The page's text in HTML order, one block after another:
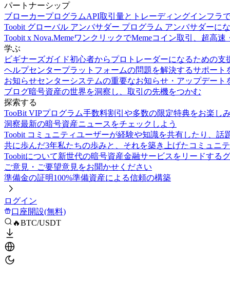
パートナーシップ
ブローカープログラムAPI取引量とトレーディングインフラ
Toobit グローバル アンバサダー プログラム アンバサダーに
Toobit x Nova.MemeワンクリックでMemeコイン取引、超高
学ぶ
ビギナーズガイド初心者からプロトレーダーになるための支
ヘルプセンタープラットフォームの問題を解決するサポート
お知らせセンターシステムの重要なお知らせ・アップデート
ブログ暗号資産の世界を洞察し、取引の先機をつかむ
探索する
TooBit VIPプログラム手数料割引や多数の限定特典をお楽し
洞察最新の暗号資産ニュースをチェックしよう
Toobit コミュニティユーザーが経験や知識を共有したり、話
共に歩んだ3年私たちの歩みと、それを築き上げたコミュニ
Toobitについて新世代の暗号資産金融サービスをリードする
ご意見・ご要望意見をお聞かせください
準備金の証明100%準備資産による信頼の構築
ログイン
口座開設(無料)
🔥BTC/USDT